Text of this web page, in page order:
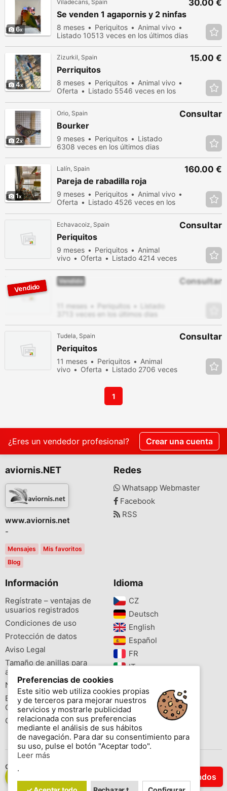
Filtrar Resultados
6
Viladecans, Spain
Se venden 1 agapornis y 2 ninfas
8 meses Periquitos
Animal vivo
Listado 10513 veces en los últimos dias
30.00 €
4
Zizurkil, Spain
Perriquitos
8 meses Periquitos
Animal vivo
Oferta
Listado 5546 veces en los
15.00 €
2
Orio, Spain
Bourker
9 meses Periquitos
Listado
6308 veces en los últimos dias
Consultar
1
Lalín, Spain
Pareja de rabadilla roja
9 meses Periquitos
Animal vivo
Oferta
Listado 4526 veces en los
160.00 €
Echavacoiz, Spain
Periquitos
9 meses Periquitos
Animal
vivo
Oferta
Listado 4214 veces
Consultar
Vendido
11 meses Periquitos
Listado
3713 veces en los últimos dias
Consultar
Tudela, Spain
Periquitos
11 meses Periquitos
Animal
vivo
Oferta
Listado 2706 veces
Consultar
1
¿Eres un vendedor profesional? Crear una cuenta
aviornis.NET
www.aviornis.net
-
Mensajes
Mis favoritos
Blog
Redes
Whatsapp Webmaster
Facebook
RSS
Información
Regístrate – ventajas de
usuarios registrados
Condiciones de uso
Protección de datos
Aviso Legal
Tamaño de anillas para
aves
Newsletter
Buscador de especies
Cites
Colores de las anillas
Idioma
CZ‎
Deutsch‎
English‎
Español‎
FR‎
IT‎
PL‎
PT‎
Preferencias de cookies
Este sitio web utiliza cookies propias
y de terceros para mejorar nuestros
servicios y mostrarle publicidad
relacionada con sus preferencias
mediante el análisis de sus hábitos
de navegación. Para dar su consentimiento para
su uso, pulse el botón "Aceptar todo".
Leer más
.
Contáctenos
Copyright © 2026 www.aviornis.net Tablón de anuncios gratis.